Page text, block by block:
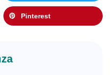
Pinterest